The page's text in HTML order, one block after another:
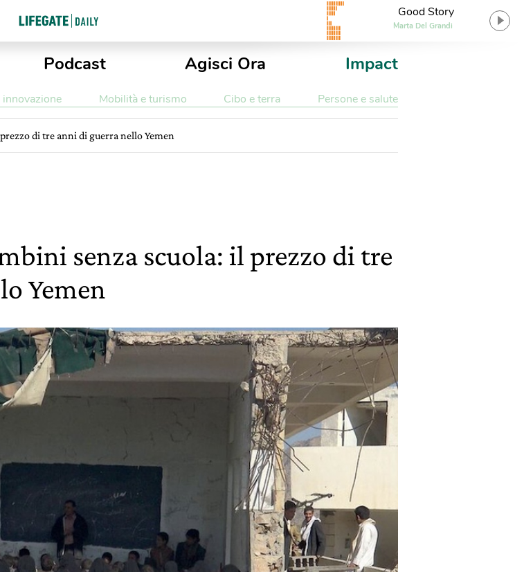
Good Story
Marta Del Grandi
Podcast Agisci Ora Impact
innovazione Mobilità e turismo Cibo e terra Persone e salute
di tre anni di guerra nello Yemen
senza scuola: il prezzo di tre
Yemen